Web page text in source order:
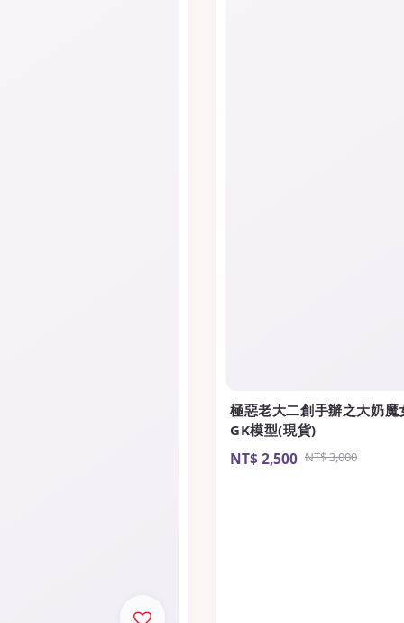
極惡老大二創手辦之大奶魔
GK模型(現貨)
Sale
NT$ 2,500 Regular
NT$ 3,000